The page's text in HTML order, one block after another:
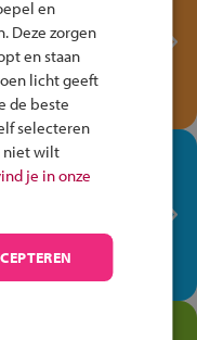
Verkeersspel
fiets!
ben je op je
waar elke dag
de
en
Deze zorgen
en staan
licht geeft
de beste
selecteren
niet wilt
je in onze